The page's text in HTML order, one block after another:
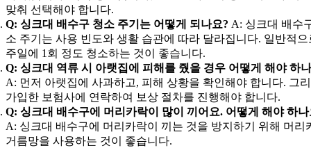
맞춰 선택해야 합니다.
Q: 싱크대 배수구 청소 주기는 어떻게 되나요? A: 싱크대 배수
소 주기는 사용 빈도와 생활 습관에 따라 달라집니다. 일반적으
주일에 1회 정도 청소하는 것이 좋습니다.
Q: 싱크대 역류 시 아랫집에 피해를 줬을 경우 어떻게 해야 하
A: 먼저 아랫집에 사과하고, 피해 상황을 확인해야 합니다. 그
가입한 보험사에 연락하여 보상 절차를 진행해야 합니다.
Q: 싱크대 배수구에 머리카락이 많이 끼어요. 어떻게 해야 하나
A: 싱크대 배수구에 머리카락이 끼는 것을 방지하기 위해 머리
거름망을 사용하는 것이 좋습니다.